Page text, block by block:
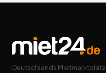
Deutschlands Mietmarktplatz